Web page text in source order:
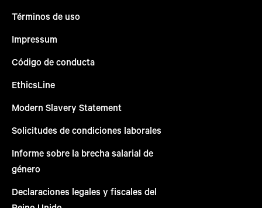
Términos de uso
Impressum
Código de conducta
EthicsLine
Modern Slavery Statement
Solicitudes de condiciones laborales
Informe sobre la brecha salarial de
género
Declaraciones legales y fiscales del